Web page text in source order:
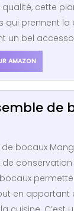
cette
qui prennent la
un bel
AMAZON
de
de bocaux
en apportant